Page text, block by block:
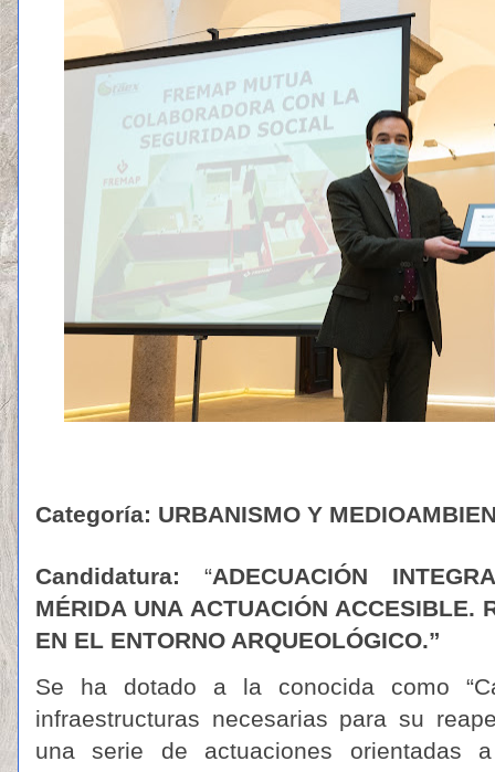
Categoría: URBANISMO Y
Candidatura: “ADECUACIÓN
MÉRIDA UNA ACTUACIÓN ACCESIBLE.
EN EL ENTORNO ARQUEOLÓGICO.”
Se ha dotado a la conocida como
infraestructuras necesarias para su
una serie de actuaciones orientadas